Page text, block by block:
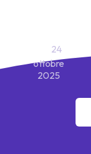
24
ottobre
2025